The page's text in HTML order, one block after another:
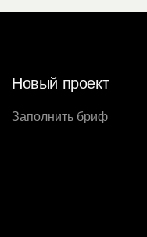
Новый проект
Заполнить бриф